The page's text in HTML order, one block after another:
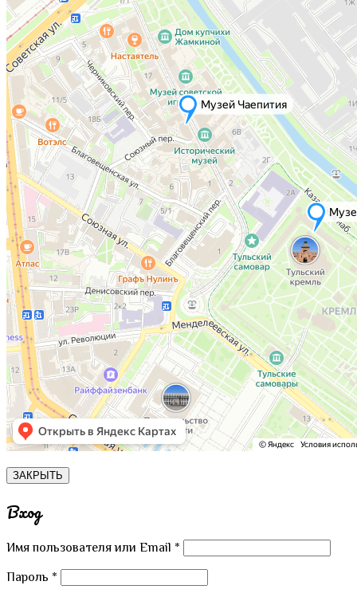
ЗАКРЫТЬ
Вход
Имя пользователя или Email *
Пароль *